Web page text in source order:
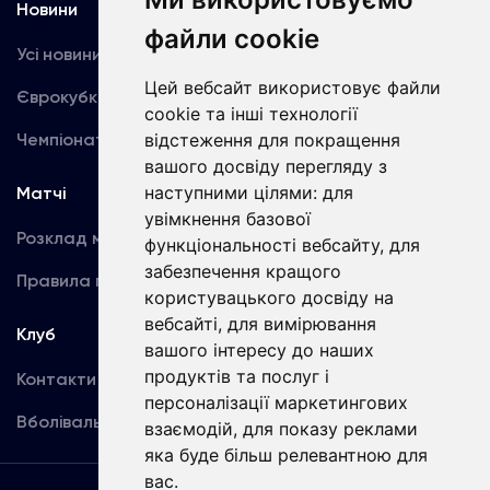
файли cookie
Цей вебсайт використовує файли
cookie та інші технології
відстеження для покращення
вашого досвіду перегляду з
наступними цілями: для
увімкнення базової
функціональності вебсайту, для
забезпечення кращого
користувацького досвіду на
вебсайті, для вимірювання
вашого інтересу до наших
продуктів та послуг і
персоналізації маркетингових
взаємодій, для показу реклами
яка буде більш релевантною для
вас.
Новини
Усі новини
Єврокубки
Чемпіонат України
Медіа
Динамо TV
Фотогалерея
Акредитація
Матчі
Розклад матчів
Правила поведінки
Команда
Перша команда
U19
Клуб
Контакти
Вболівальникам